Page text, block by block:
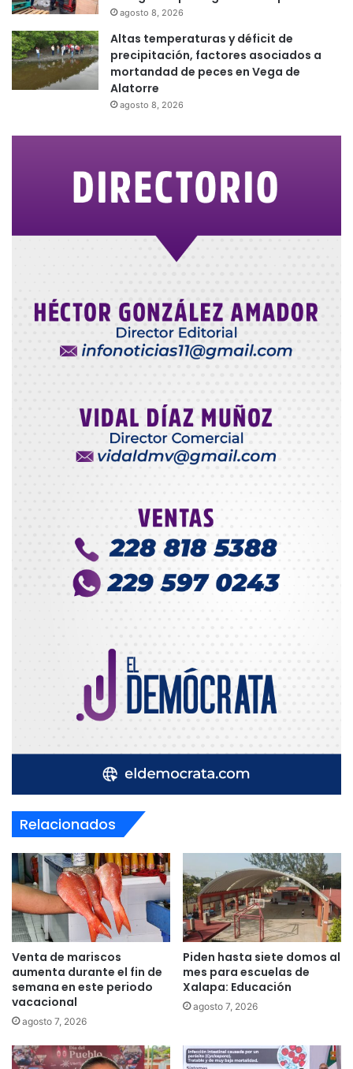
agosto 8, 2026
Altas temperaturas y déficit de
precipitación, factores asociados a
mortandad de peces en Vega de
Alatorre
agosto 8, 2026
Relacionados
Venta de mariscos
aumenta durante el fin de
semana en este periodo
vacacional
agosto 7, 2026
Piden hasta siete domos al
mes para escuelas de
Xalapa: Educación
agosto 7, 2026